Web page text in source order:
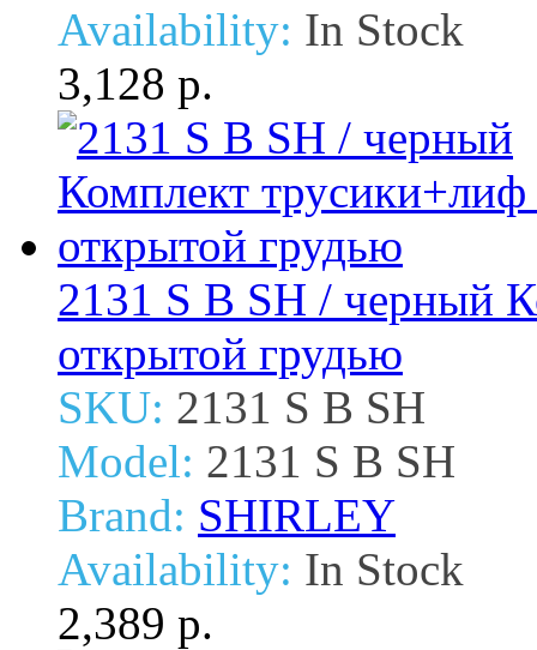
Availability: In Stock
3,128 р.
2131 S B SH / черный
открытой грудью
SKU: 2131 S B SH
Model: 2131 S B SH
Brand: SHIRLEY
Availability: In Stock
2,389 р.